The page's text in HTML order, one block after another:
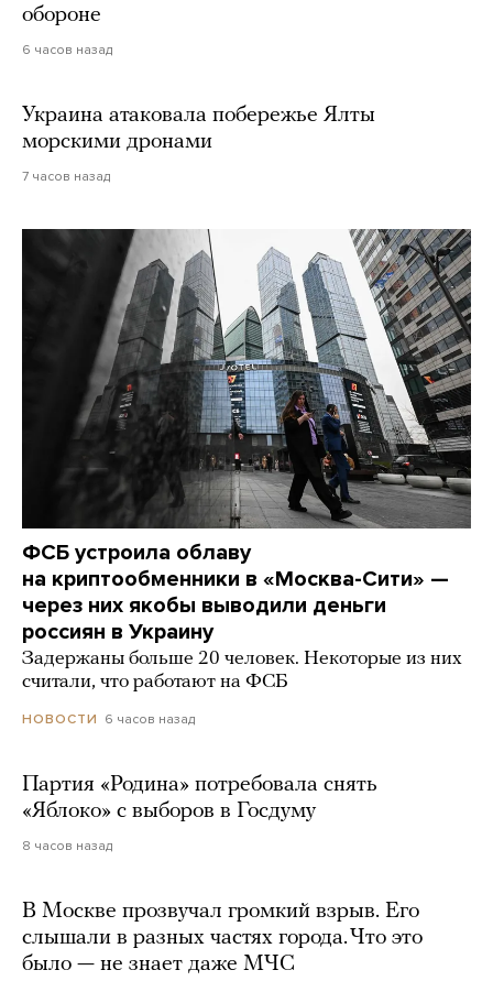
обороне
6 часов назад
Украина атаковала побережье Ялты
морскими дронами
7 часов назад
ФСБ устроила облаву
на криптообменники в «Москва-Сити» —
через них якобы выводили деньги
россиян в Украину
Задержаны больше 20 человек. Некоторые из них
считали, что работают на ФСБ
НОВОСТИ 6 часов назад
Партия «Родина» потребовала снять
«Яблоко» с выборов в Госдуму
8 часов назад
В Москве прозвучал громкий взрыв. Его
слышали в разных частях города. Что это
было — не знает даже МЧС